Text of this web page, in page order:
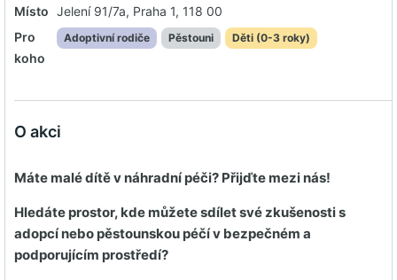
Místo Jelení 91/7a, Praha 1, 118 00
Pro
koho
Adoptivní rodiče Pěstouni Děti (0-3 roky)
O akci
Máte malé dítě v náhradní péči? Přijďte mezi nás!
Hledáte prostor, kde můžete sdílet své zkušenosti s
adopcí nebo pěstounskou péčí v bezpečném a
podporujícím prostředí?